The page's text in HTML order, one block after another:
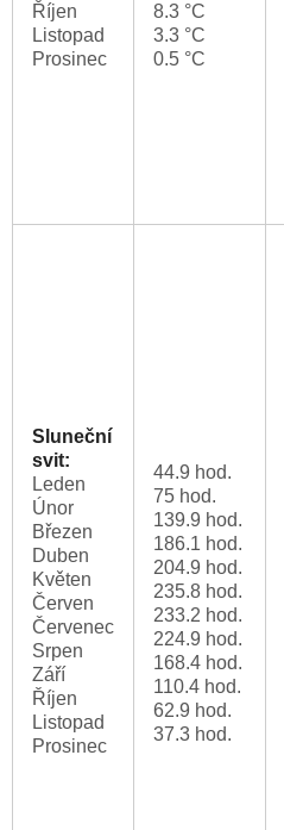
Říjen
Listopad
Prosinec
8.3 °C
3.3 °C
0.5 °C
Sluneční
svit:
Leden
Únor
Březen
Duben
Květen
Červen
Červenec
Srpen
Září
Říjen
Listopad
Prosinec
44.9 hod.
75 hod.
139.9 hod.
186.1 hod.
204.9 hod.
235.8 hod.
233.2 hod.
224.9 hod.
168.4 hod.
110.4 hod.
62.9 hod.
37.3 hod.